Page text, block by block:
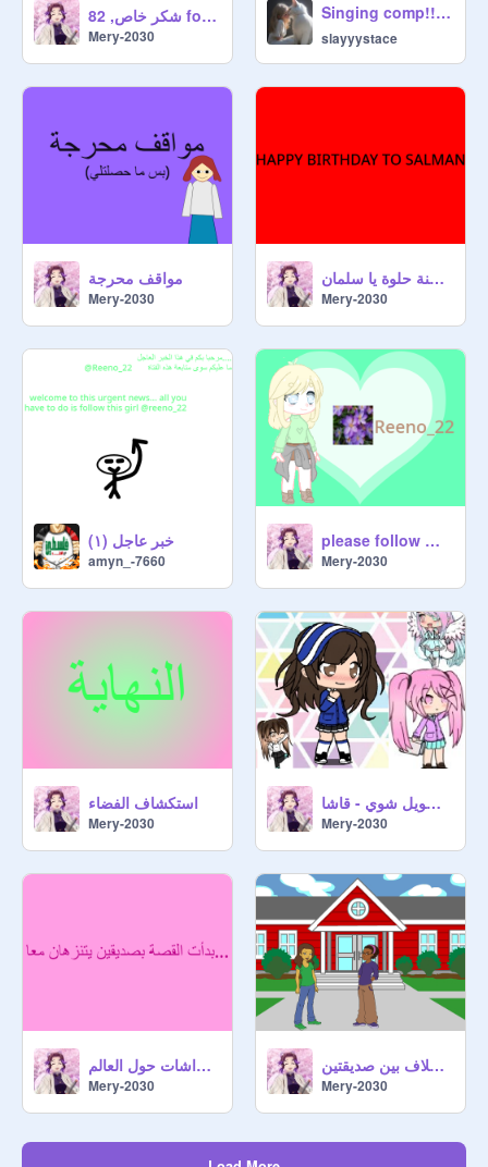
شكر خاص, 82 followers❤❤❤
Mery-2030
Singing comp!!!♥️✨❤️‍✨
slayyystace
مواقف محرجة
Mery-2030
سنة حلوة يا سلمان ???❤
Mery-2030
خبر عاجل (١)
amyn_-7660
please follow @Reeno-22
Mery-2030
استكشاف الفضاء
Mery-2030
الفيلم الطويل شوي - قاشا
Mery-2030
رحلة القطط الفراشات حول العالم
Mery-2030
قصة اليوم الوطني السعودي - خلاف بين صديقتين...
Mery-2030